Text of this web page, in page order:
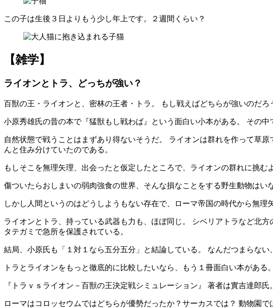
この子は生後３日よりもう少し年上です。２週間くらい？
【雑学】
ライオンとトラ、どっちが強い？
百獣の王・ライオンと、密林の王者・トラ。 もし戦えばどちらが強いのだろ
小原秀雄氏の昔の本で『猛獣もし戦わば』という面白い小本がある。 その
自然状態で戦うことはまずあり得ないそうだ。 ライオンは群れを作って草
んと住み分けていたのである。
もしそこを無理矢理、出会ったと仮定したところで、ライオンの群れに挑
傷ついたらおしまいの弱肉強食の世界、そんな損なことをする野生動物はい
しかし人間というのはどうしようもない存在で、ローマ帝国の時代から無
ライオンとトラ、持っている武器も力も、ほぼ同じ。 シベリアトラなど北
タテガミで急所を保護されている。
結局、小原氏も「１対１なら五分五分」と結論している。 なんだつまらな
トラとライオンをもっと徹底的に比較したいなら、もう１冊面白い本がある。
『トラｖｓライオン－百獣の王決定戦シミュレーション』 著者は實吉達郎氏。
ローマはコロッセウムではどちらが優勢だったか？サーカスでは？ 動物園で